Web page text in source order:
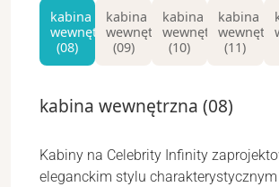
kabina
wewnętrzna
(08)
kabina
wewnętrzna
(09)
kabina
wewnętrzna
(10)
kabina
(11)
kabina wewnętrzna (08)
Kabiny na Celebrity Infinity
eleganckim stylu